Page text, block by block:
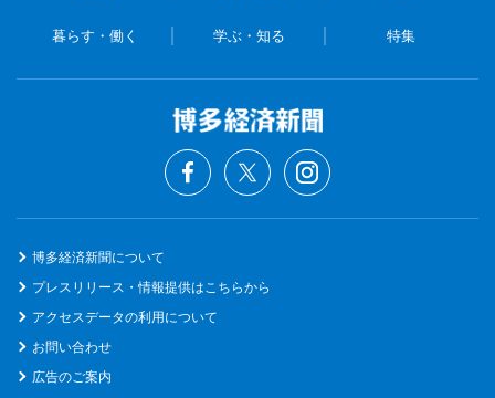
暮らす・働く 学ぶ・知る 特集
博多経済新聞について
プレスリリース・情報提供はこちらから
アクセスデータの利用について
お問い合わせ
広告のご案内